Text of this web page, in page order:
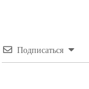
Подписаться